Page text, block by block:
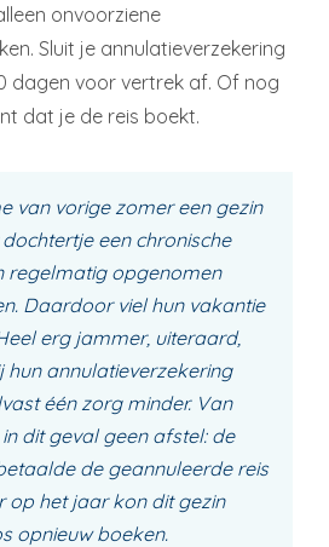
onvoorziene
Sluit je annulatieverzekering
dagen voor vertrek af. Of nog
dat je de reis boekt.
van vorige zomer een gezin
een chronische
regelmatig opgenomen
Daardoor viel hun vakantie
erg jammer, uiteraard,
annulatieverzekering
één zorg minder. Van
dit geval geen afstel: de
de geannuleerde reis
op het jaar kon dit gezin
opnieuw boeken.